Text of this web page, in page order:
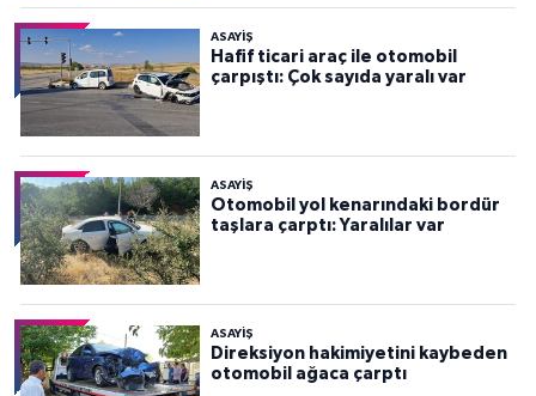
ASAYİŞ
Hafif ticari araç ile otomobil
çarpıştı: Çok sayıda yaralı var
ASAYİŞ
Otomobil yol kenarındaki bordür
taşlara çarptı: Yaralılar var
ASAYİŞ
Direksiyon hakimiyetini kaybeden
otomobil ağaca çarptı